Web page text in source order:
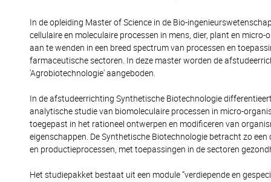
In de opleiding Master of Science in de Bio-
cellulaire en moleculaire processen in mens, dier, plant en
aan te wenden in een breed spectrum van processen en
farmaceutische sectoren. In deze master worden de
'Agrobiotechnologie' aangeboden.
In de afstudeerrichting Synthetische Biotechnologie
analytische studie van biomoleculaire processen in micro-
toegepast in het rationeel ontwerpen en modificeren van
eigenschappen. De Synthetische Biotechnologie betracht zo
en productieprocessen, met toepassingen in de sectoren
Het studiepakket bestaat uit een module “verdiepende en